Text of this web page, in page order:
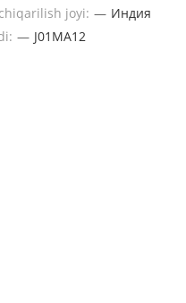
joyi: — Индия
— J01MA12